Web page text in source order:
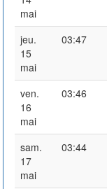
mai
jeu.
15
mai
03:47
ven.
16
mai
03:46
sam.
17
mai
03:44